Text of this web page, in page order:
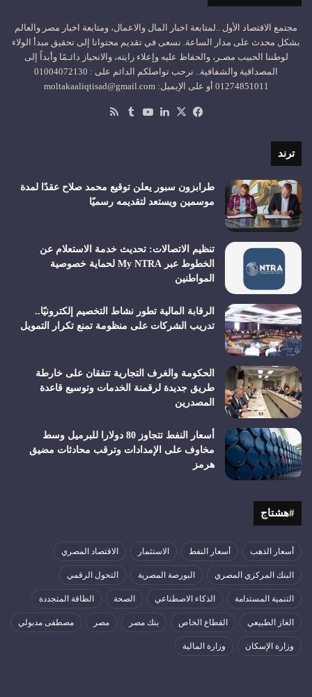
مجتمع الاقتصاد الأول ..لمتابعة اخبار المال والاعمال، ومتابعة اخبار مصر والعالم
بشكل محدث على مدار الساعة. نسعى في تقديم محتوانا إلى تحقيق مبدأ الولاء
لوطننا الحبيب مصـر، والحفاظ عليه وإعلاء رايته، والانحياز دائـمًا وأبداً إلى
المصداقية والشفافية.. نرحب تواصلكم الدائم على : 01004072130
01274851011 أو على الإيميل: moltakaaliqtisad@gmail.com
فيسبوك
‫X لينكدإن‫YouTube
ترند
طرابزون سبور يعلن توقيع محمد صلاح عقدًا لمدة
موسمين ويستعد لتقديمه رسميًا
تنظيم الاتصالات: تحديث خدمة الاستعلام عن
الخطوط عبر My NTRA لحماية خصوصية
المواطنين
الرقابة المالية تطور نشاط التخصيم إلكترونيًا..
تدريب الشركات على منظومة تمنع تكرار التمويل
الحكومة والغرف التجارية تتفقان على خارطة
طريق جديدة لرقمنة الخدمات وتوسيع قاعدة
المصدرين
أسعار النفط تتجاوز 80 دولارا للبرميل وسط
مخاوف على الإمدادات وترقب محادثات مضيق
هرمز
#هشتاج
أسعار الذهب أسعار النفط الاستثمار الاقتصاد المصري
البنك المركزي المصري البورصة المصرية التحول الرقمي
التنمية المستدامة الذكاء الاصطناعي الصحة الطاقة المتجددة
الغاز الطبيعي القطاع الخاص بنك مصر مصر مصطفى مدبولي
وزارة الإسكان وزارة المالية